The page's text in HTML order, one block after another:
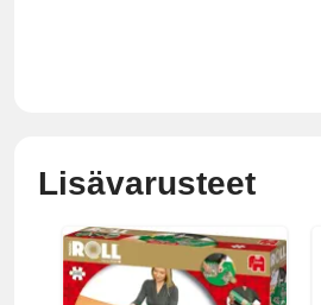
Lisävarusteet